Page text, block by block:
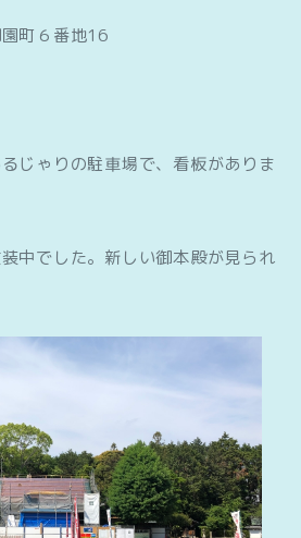
町６番地16
じゃりの駐車場で、看板がありま
中でした。新しい御本殿が見られ